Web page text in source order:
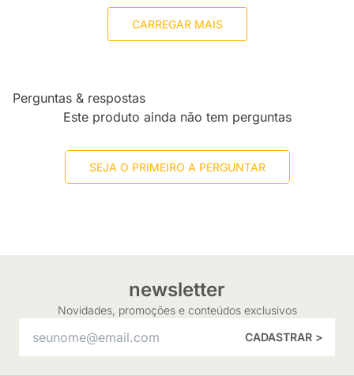
CARREGAR MAIS
Perguntas & respostas
Este produto ainda não tem perguntas
SEJA O PRIMEIRO A PERGUNTAR
newsletter
Novidades, promoções e conteúdos exclusivos
CADASTRAR >